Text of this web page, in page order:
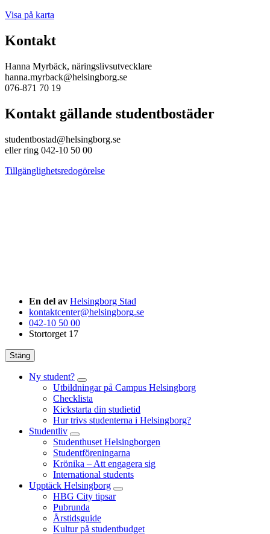
Visa på karta
Kontakt
Hanna Myrbäck, näringslivsutvecklare
hanna.myrback@helsingborg.se
076-871 70 19
Kontakt gällande studentbostäder
studentbostad@helsingborg.se
eller ring 042-10 50 00
Tillgänglighetsredogörelse
En del av Helsingborg Stad
kontaktcenter@helsingborg.se
042-10 50 00
Stortorget 17
Stäng
Ny student?
Utbildningar på Campus Helsingborg
Checklista
Kickstarta din studietid
Hur trivs studenterna i Helsingborg?
Studentliv
Studenthuset Helsingborgen
Studentföreningarna
Krönika – Att engagera sig
International students
Upptäck Helsingborg
HBG City tipsar
Pubrunda
Årstidsguide
Kultur på studentbudget